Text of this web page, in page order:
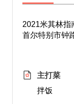
2021米其林指
首尔特别市钟
主打菜
拌饭